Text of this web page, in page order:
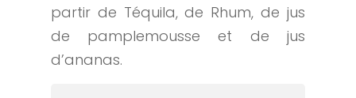
partir de Téquila, de Rhum, de jus
de pamplemousse et de jus
d’ananas.